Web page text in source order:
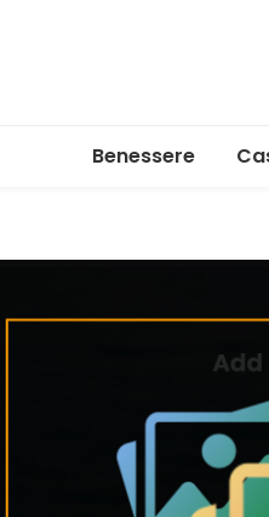
Benessere